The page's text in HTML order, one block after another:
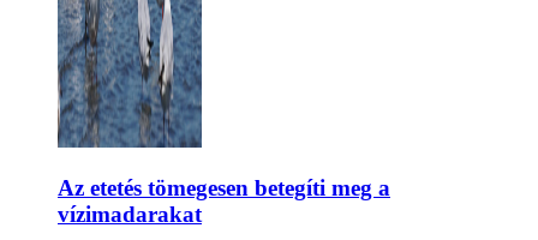
Az etetés tömegesen betegíti meg a
vízimadarakat